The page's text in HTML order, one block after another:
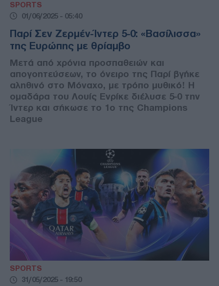
SPORTS
01/06/2025 - 05:40
Παρί Σεν Ζερμέν-Ίντερ 5-0: «Βασίλισσα»
της Ευρώπης με θρίαμβο
Μετά από χρόνια προσπαθειών και
απογοητεύσεων, το όνειρο της Παρί βγήκε
αληθινό στο Μόναχο, με τρόπο μυθικό! Η
ομαδάρα του Λουίς Ενρίκε διέλυσε 5-0 την
Ίντερ και σήκωσε το 1ο της Champions
League
SPORTS
31/05/2025 - 19:50